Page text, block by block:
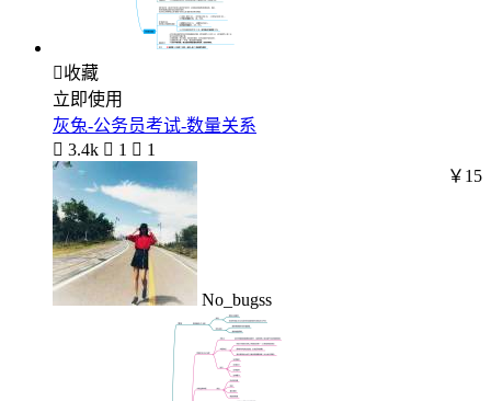
收藏
立即使用
灰兔-公务员考试-数量关系
 3.4k  1  1
No_bugss
￥15